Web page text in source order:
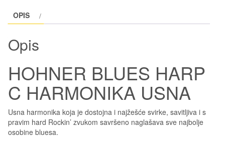
količina
OPIS
Opis
HOHNER BLUES HARP
C HARMONIKA USNA
Usna harmonika koja je dostojna i najžešće svirke, savitljiva i s
pravim hard Rockin’ zvukom savršeno naglašava sve najbolje
osobine bluesa.